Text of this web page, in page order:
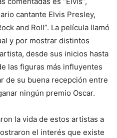
cantante Elvis Presley,
and Roll”. La película llamó
y por mostrar distintos
desde sus inicios hasta
las figuras más influyentes
de su buena recepción entre
ningún premio Oscar.
la vida de estos artistas a
el interés que existe